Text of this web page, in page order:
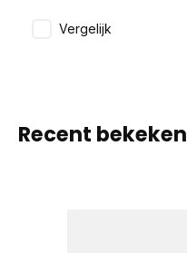
Vergelijk
Recent bekeken